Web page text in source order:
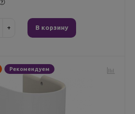
+ В корзину
Рекомендуем